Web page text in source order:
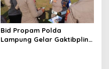
Bid Propam Polda
Lampung Gelar Gaktibplin